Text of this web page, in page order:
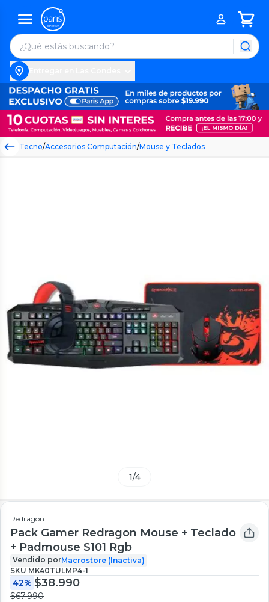
Tecno/Accesorios Computación/Mouse y Teclados
1/4
Redragon
Pack Gamer Redragon Mouse + Teclado
+ Padmouse S101 Rgb
Vendido porMacrostore (Inactiva)
SKU MK40TULMP4-1
42% $38.990
$67.990